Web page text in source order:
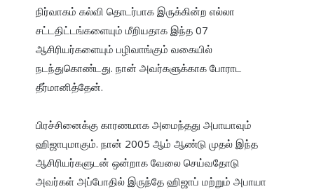
நிர்வாகம் கல்வி தொடர்பாக இருக்கின்ற எல்லா
சட்டதிட்டங்களையும் மீறியதாக இந்த 07
ஆசிரியர்களையும் பழிவாங்கும் வகையில்
நடந்துகொண்டது. நான் அவர்களுக்காக போராட
பிரச்சினைக்கு காரணமாக அமைந்தது அபாயாவும்
ஹிஜாபுமாகும். நான் 2005 ஆம் ஆண்டு முதல் இந்த
ஆசிரியர்களுடன் ஒன்றாக வேலை செய்வதோடு
அவர்கள் அப்போதில் இருந்தே ஹிஜாப் மற்றும் அபாயா